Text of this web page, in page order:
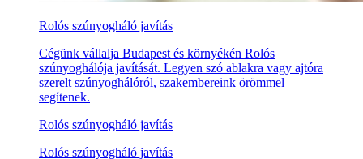
Rolós szúnyogháló javítás
Cégünk vállalja Budapest és környékén Rolós
szúnyoghálója javítását. Legyen szó ablakra vagy ajtóra
szerelt szúnyoghálóról, szakembereink örömmel
segítenek.
Rolós szúnyogháló javítás
Rolós szúnyogháló javítás